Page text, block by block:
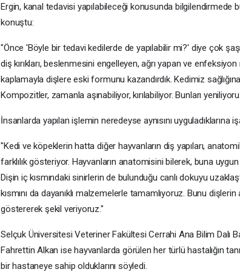
Ergin, kanal tedavisi yapılabileceği konusunda bilgilendirmede
konuştu:
"Önce 'Böyle bir tedavi kedilerde de yapılabilir mi?' diye çok
diş kırıkları, beslenmesini engelleyen, ağrı yapan ve
kaplamayla dişlere eski formunu kazandırdık. Kedimiz
Kompozitler, zamanla aşınabiliyor, kırılabiliyor. Bunları
İnsanlarda yapılan işlemin neredeyse aynısını
"Kedi ve köpeklerin hatta diğer hayvanların diş yapıları,
farklılık gösteriyor. Hayvanların anatomisini bilerek, buna
Dişin iç kısmındaki sinirlerin de bulunduğu canlı dokuyu
kısmını da dayanıklı malzemelerle tamamlıyoruz. Bunu
göstererek şekil veriyoruz."
Selçuk Üniversitesi Veteriner Fakültesi Cerrahi Ana Bilim Dalı
Fahrettin Alkan ise hayvanlarda görülen her türlü hastalığın
bir hastaneye sahip olduklarını söyledi.